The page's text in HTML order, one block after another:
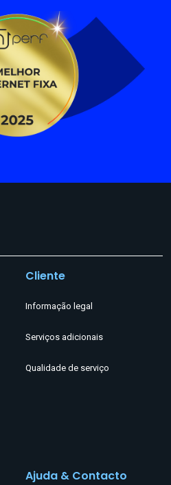
Cliente
Informação legal
Serviços adicionais
Qualidade de serviço
Ajuda & Contacto